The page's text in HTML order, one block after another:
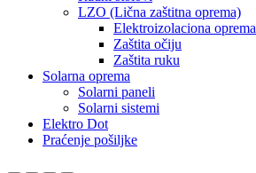
LZO (Lična zaštitna oprema)
Elektroizolaciona oprema
Zaštita očiju
Zaštita ruku
Solarna oprema
Solarni paneli
Solarni sistemi
Elektro Dot
Praćenje pošiljke